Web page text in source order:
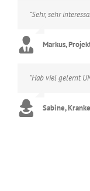
“Sehr, sehr
Markus,
“Hab viel gelernt
Sabine,